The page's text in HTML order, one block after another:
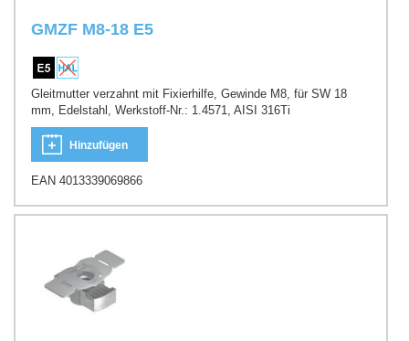
GMZF M8-18 E5
Gleitmutter verzahnt mit Fixierhilfe, Gewinde M8, für SW 18
mm, Edelstahl, Werkstoff-Nr.: 1.4571, AISI 316Ti
Hinzufügen
EAN 4013339069866